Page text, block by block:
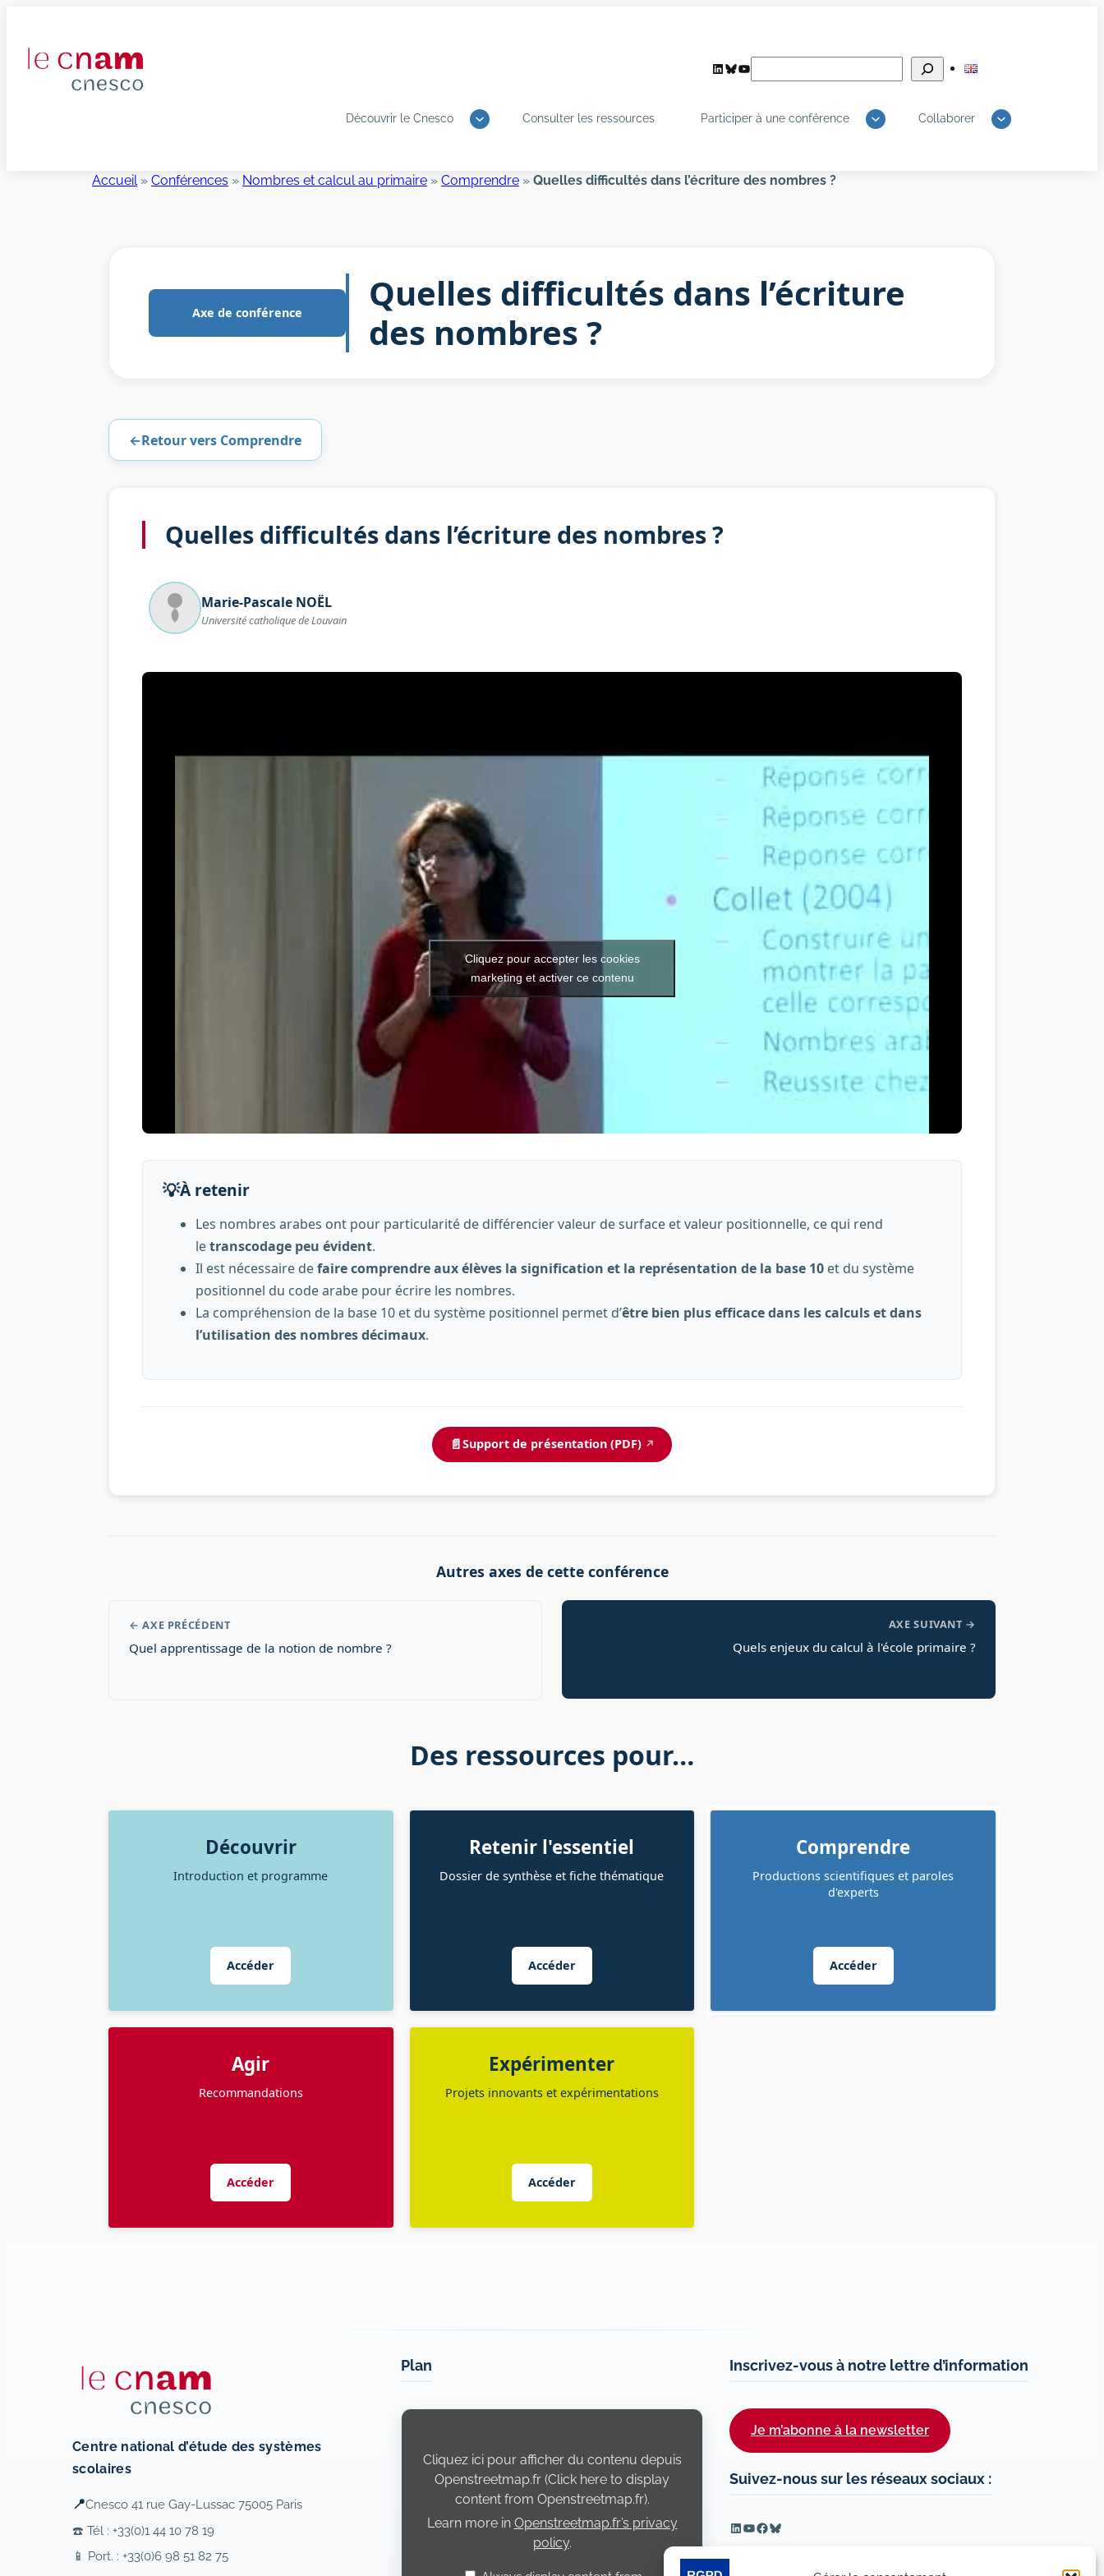
contenu
LinkedIn
Bluesky
YouTube
Découvrir le Cnesco Consulter les ressources Participer à une conférence Collaborer
Accueil» Conférences » Nombres et calcul au primaire » Comprendre » Quelles difficultés dans l’écriture des nombres ?
Axe de conférence
Quelles difficultés dans l’écriture
des nombres ?
←Retour vers Comprendre
Quelles difficultés dans l’écriture des nombres ?
Marie-Pascale NOËL
Université catholique de Louvain
Vidéo de l’intervention : Quelles difficultés dans l’écriture des nombres ?
Cliquez pour accepter les cookies
marketing et activer ce contenu
💡À retenir
Les nombres arabes ont pour particularité de différencier valeur de surface et valeur positionnelle, ce qui rend
letranscodage peu évident.
Il est nécessaire defaire comprendre aux élèves la signification et la représentation de la base 10 et du système
positionnel du code arabe pour écrire les nombres.
La compréhension de la base 10 et du système positionnel permet d’être bien plus efficace dans les calculs et dans
l’utilisation des nombres décimaux.
📄Support de présentation (PDF) ↗
Autres axes de cette conférence
← AXE PRÉCÉDENT
Quel apprentissage de la notion de nombre ?
AXE SUIVANT →
Quels enjeux du calcul à l'école primaire ?
Des ressources pour…
Découvrir
Introduction et programme
Accéder
Retenir l'essentiel
Dossier de synthèse et fiche thématique
Accéder
Comprendre
Productions scientifiques et paroles
d'experts
Accéder
Agir
Recommandations
Accéder
Expérimenter
Projets innovants et expérimentations
Accéder
Centre national d’étude des systèmes
scolaires
📍Cnesco 41 rue Gay-Lussac 75005 Paris
☎️ Tél : +33(0)1 44 10 78 19
📱 Port. : +33(0)6 98 51 82 75
Plan
Display
Openstreetmap.fr
Cliquez ici pour afficher du contenu depuis
Openstreetmap.fr (Click here to display
content from Openstreetmap.fr).
Learn more in Openstreetmap.fr’s privacy
policy.
Inscrivez-vous à notre lettre d’information
Je m’abonne à la newsletter
Suivez-nous sur les réseaux sociaux :
LinkedIn
YouTube
Facebook
Bluesky